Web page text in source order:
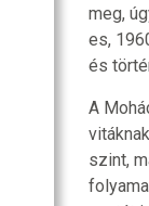
meg,
es,
és
A
szint,